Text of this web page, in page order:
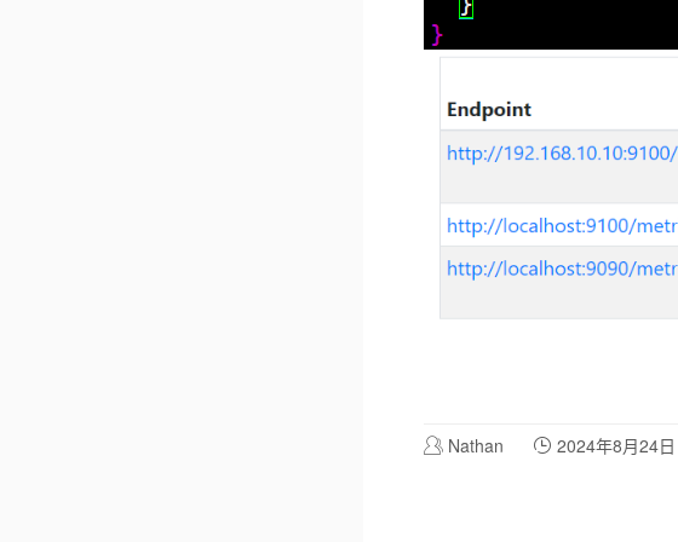
Nathan 2024年8月24